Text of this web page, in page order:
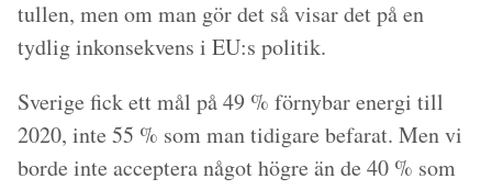
tullen, men om man gör det så visar det på en
tydlig inkonsekvens i EU:s politik.
Sverige fick ett mål på 49 % förnybar energi till
2020, inte 55 % som man tidigare befarat. Men vi
borde inte acceptera något högre än de 40 % som